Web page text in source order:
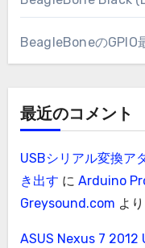
BeagleBoneの
最近のコメント
USBシリアル変換ア
き出す に Arduino
Greysound.com より
ASUS Nexus 7 2012